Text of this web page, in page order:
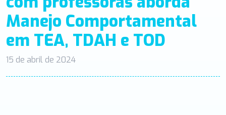
Manejo Comportamental
em TEA, TDAH e TOD
15 de abril de 2024